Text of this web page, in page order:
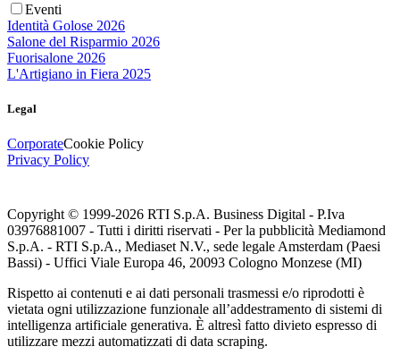
Eventi
Identità Golose 2026
Salone del Risparmio 2026
Fuorisalone 2026
L'Artigiano in Fiera 2025
Legal
CorporateCookie Policy
Privacy Policy
Copyright © 1999-2026 RTI S.p.A. Business Digital - P.Iva
03976881007 - Tutti i diritti riservati - Per la pubblicità Mediamond
S.p.A. - RTI S.p.A., Mediaset N.V., sede legale Amsterdam (Paesi
Bassi) - Uffici Viale Europa 46, 20093 Cologno Monzese (MI)
Rispetto ai contenuti e ai dati personali trasmessi e/o riprodotti è
vietata ogni utilizzazione funzionale all’addestramento di sistemi di
intelligenza artificiale generativa. È altresì fatto divieto espresso di
utilizzare mezzi automatizzati di data scraping.